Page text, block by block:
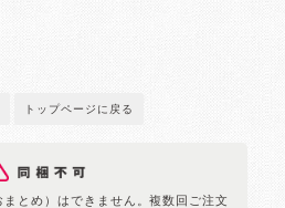
トップページに戻る
とめ）はできません。複数回ご注文